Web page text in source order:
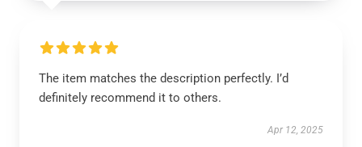
The item matches the description perfectly. I’d
definitely recommend it to others.
Apr 12, 2025